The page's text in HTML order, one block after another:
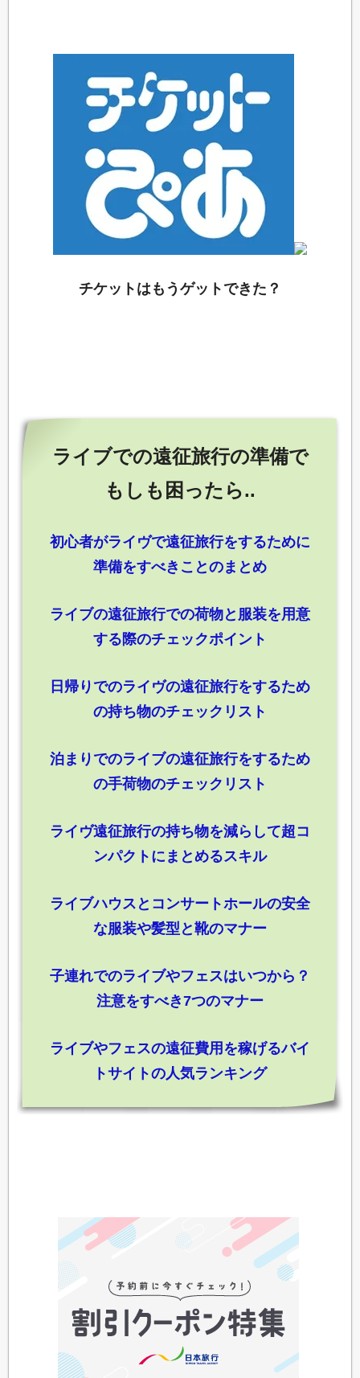
チケットはもうゲットできた？
ライブでの遠征旅行の準備で
もしも困ったら..
初心者がライヴで遠征旅行をするために
準備をすべきことのまとめ
ライブの遠征旅行での荷物と服装を用意
する際のチェックポイント
日帰りでのライヴの遠征旅行をするため
の持ち物のチェックリスト
泊まりでのライブの遠征旅行をするため
の手荷物のチェックリスト
ライヴ遠征旅行の持ち物を減らして超コ
ンパクトにまとめるスキル
ライブハウスとコンサートホールの安全
な服装や髪型と靴のマナー
子連れでのライブやフェスはいつから？
注意をすべき7つのマナー
ライブやフェスの遠征費用を稼げるバイ
トサイトの人気ランキング